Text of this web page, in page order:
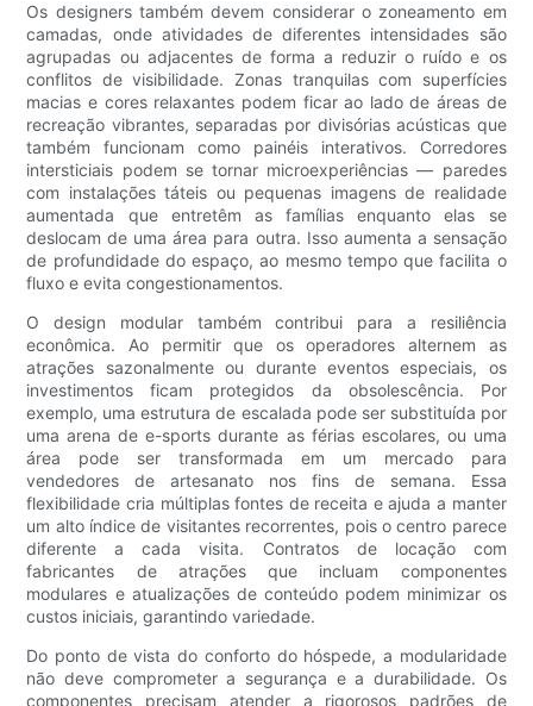
Os designers também devem considerar o zoneamento em
camadas, onde atividades de diferentes intensidades são
agrupadas ou adjacentes de forma a reduzir o ruído e os
conflitos de visibilidade. Zonas tranquilas com superfícies
macias e cores relaxantes podem ficar ao lado de áreas de
recreação vibrantes, separadas por divisórias acústicas que
também funcionam como painéis interativos. Corredores
intersticiais podem se tornar microexperiências — paredes
com instalações táteis ou pequenas imagens de realidade
aumentada que entretêm as famílias enquanto elas se
deslocam de uma área para outra. Isso aumenta a sensação
de profundidade do espaço, ao mesmo tempo que facilita o
fluxo e evita congestionamentos.
O design modular também contribui para a resiliência
econômica. Ao permitir que os operadores alternem as
atrações sazonalmente ou durante eventos especiais, os
investimentos ficam protegidos da obsolescência. Por
exemplo, uma estrutura de escalada pode ser substituída por
uma arena de e-sports durante as férias escolares, ou uma
área pode ser transformada em um mercado para
vendedores de artesanato nos fins de semana. Essa
flexibilidade cria múltiplas fontes de receita e ajuda a manter
um alto índice de visitantes recorrentes, pois o centro parece
diferente a cada visita. Contratos de locação com
fabricantes de atrações que incluam componentes
modulares e atualizações de conteúdo podem minimizar os
custos iniciais, garantindo variedade.
Do ponto de vista do conforto do hóspede, a modularidade
não deve comprometer a segurança e a durabilidade. Os
componentes precisam atender a rigorosos padrões de